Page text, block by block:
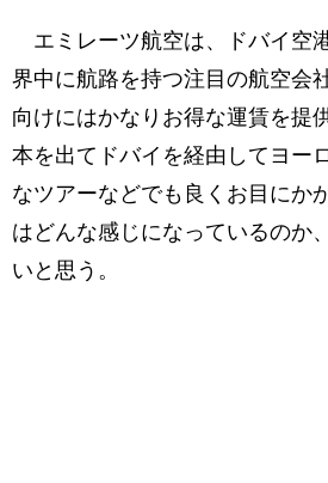
夜中に出てくるアイス
エミレーツ航空のA380
エミレーツ航空は、ドバイ空
界中に航路を持つ注目の航空会
向けにはかなりお得な運賃を提
本を出てドバイを経由してヨー
なツアーなどでも良くお目にか
はどんな感じになっているのか
いと思う。